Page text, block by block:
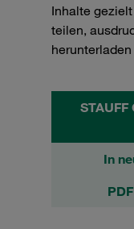
Inhalte
teilen,
herunterladen
In